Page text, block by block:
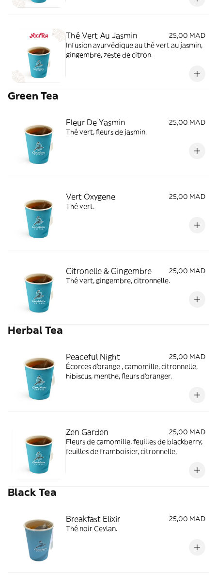
Thé Vert Au Jasmin
25,00 MAD
Infusion ayurvédique au thé vert au jasmin,
gingembre, zeste de citron.
Green Tea
Fleur De Yasmin
25,00 MAD
Thé vert, fleurs de jasmin.
Vert Oxygene
25,00 MAD
Thé vert.
Citronelle & Gingembre
25,00 MAD
Thé vert, gingembre, citronnelle.
Herbal Tea
Peaceful Night
25,00 MAD
Écorces d'orange , camomille, citronnelle,
hibiscus, menthe, fleurs d'oranger.
Zen Garden
25,00 MAD
Fleurs de camomille, feuilles de blackberry,
feuilles de framboisier, citronnelle.
Black Tea
Breakfast Elixir
25,00 MAD
Thé noir Ceylan.